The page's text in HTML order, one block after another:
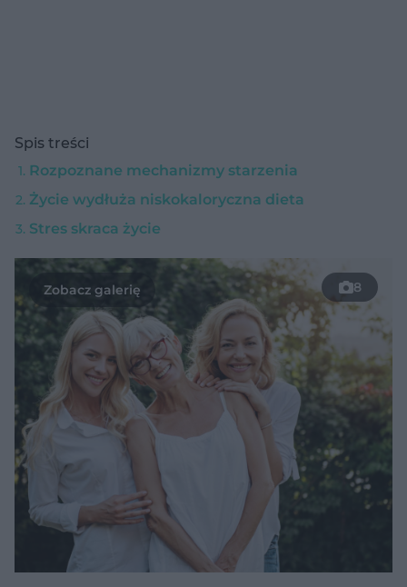
Spis treści
Rozpoznane mechanizmy starzenia
Życie wydłuża niskokaloryczna dieta
Stres skraca życie
8